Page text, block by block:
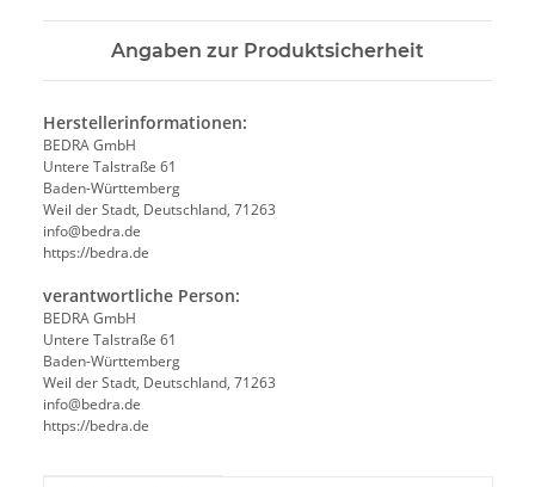
Angaben zur Produktsicherheit
Herstellerinformationen:
BEDRA GmbH
Untere Talstraße 61
Baden-Württemberg
Weil der Stadt, Deutschland, 71263
info@bedra.de
https://bedra.de
verantwortliche Person:
BEDRA GmbH
Untere Talstraße 61
Baden-Württemberg
Weil der Stadt, Deutschland, 71263
info@bedra.de
https://bedra.de